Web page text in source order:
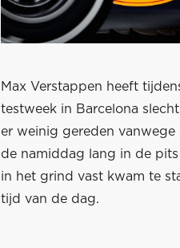
Max Verstappen heeft
testweek in Barcelona
er weinig gereden
de namiddag lang in de
in het grind vast kwam te
tijd van de dag.